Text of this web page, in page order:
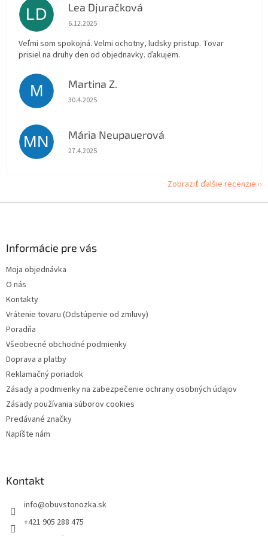
LD Lea Djuračková
Hodnotenie obchodu je 5 z 5 hviezdičiek.
6.12.2025
Veľmi som spokojná. Velmi ochotny, ludsky pristup. Tovar
prisiel na druhy den od objednavky. ďakujem.
M Martina Z.
Hodnotenie obchodu je 5 z 5 hviezdičiek.
30.4.2025
MN Mária Neupauerová
Hodnotenie obchodu je 5 z 5 hviezdičiek.
27.4.2025
Zobraziť ďalšie recenzie
Informácie pre vás
Moja objednávka
O nás
Kontakty
Vrátenie tovaru (Odstúpenie od zmluvy)
Poradňa
Všeobecné obchodné podmienky
Doprava a platby
Reklamačný poriadok
Zásady a podmienky na zabezpečenie ochrany osobných údajov
Zásady používania súborov cookies
Predávané značky
Napíšte nám
Kontakt
info@obuvstonozka.sk
+421 905 288 475